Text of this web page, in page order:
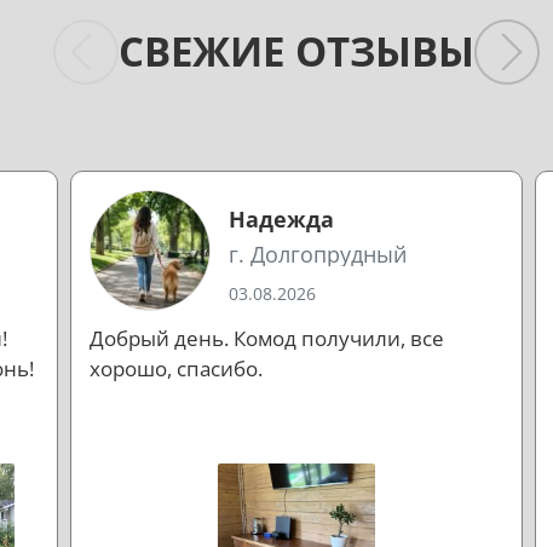
СВЕЖИЕ ОТЗЫВЫ
Надежда
г. Долгопрудный
03.08.2026
Добрый день. Комод получили, все
хорошо, спасибо.